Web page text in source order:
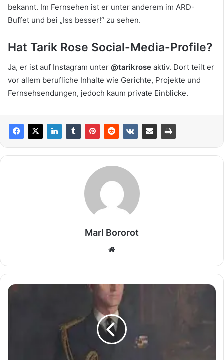
bekannt. Im Fernsehen ist er unter anderem im ARD-
Buffet und bei „Iss besser!“ zu sehen.
Hat Tarik Rose Social-Media-Profile?
Ja, er ist auf Instagram unter @tarikrose aktiv. Dort teilt er
vor allem berufliche Inhalte wie Gerichte, Projekte und
Fernsehsendungen, jedoch kaum private Einblicke.
Marl Bororot
Prinz